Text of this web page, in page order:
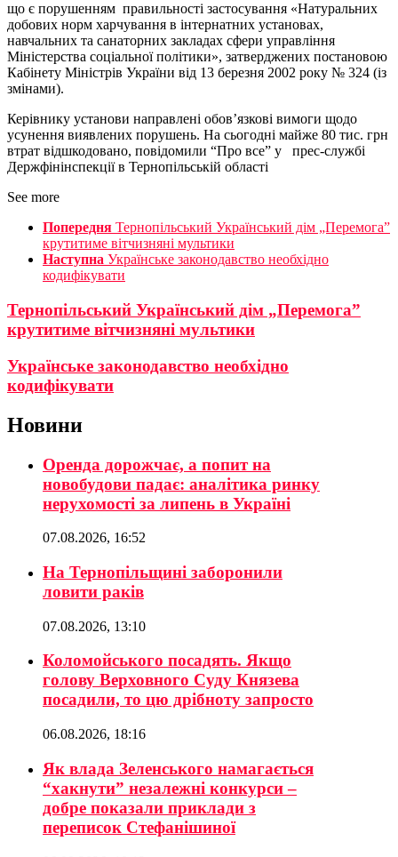
що є порушенням правильності застосування «Натуральних
добових норм харчування в інтернатних установах,
навчальних та санаторних закладах сфери управління
Міністерства соціальної політики», затверджених постановою
Кабінету Міністрів України від 13 березня 2002 року № 324 (із
змінами).
Керівнику установи направлені обов’язкові вимоги щодо
усунення виявлених порушень. На сьогодні майже 80 тис. грн
втрат відшкодовано, повідомили “Про все” у прес-службі
Держфінінспекції в Тернопільській області
See more
Попередня Тернопільський Український дім „Перемога”
крутитиме вітчизняні мультики
Наступна Українське законодавство необхідно
кодифікувати
Тернопільський Український дім „Перемога”
крутитиме вітчизняні мультики
Українське законодавство необхідно
кодифікувати
Новини
Оренда дорожчає, а попит на
новобудови падає: аналітика ринку
нерухомості за липень в Україні
07.08.2026, 16:52
На Тернопільщині заборонили
ловити раків
07.08.2026, 13:10
Коломойського посадять. Якщо
голову Верховного Суду Князева
посадили, то цю дрібноту запросто
06.08.2026, 18:16
Як влада Зеленського намагається
“хакнути” незалежні конкурси –
добре показали приклади з
переписок Стефанішиної